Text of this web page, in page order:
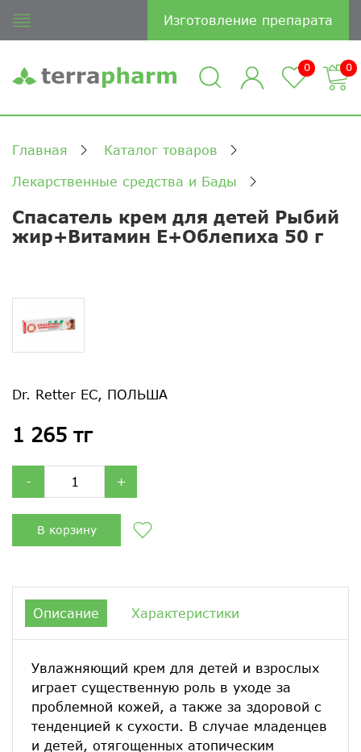
Изготовление препарата
0 0
Главная Каталог товаров
Лекарственные средства и Бады
Спасатель крем для детей Рыбий
жир+Витамин Е+Облепиха 50 г
Dr. Retter EC, ПОЛЬША
1 265 тг
- +
В корзину
Описание Характеристики
Увлажняющий крем для детей и взрослых
играет существенную роль в уходе за
проблемной кожей, а также за здоровой с
тенденцией к сухости. В случае младенцев
и детей, отягощенных атопическим